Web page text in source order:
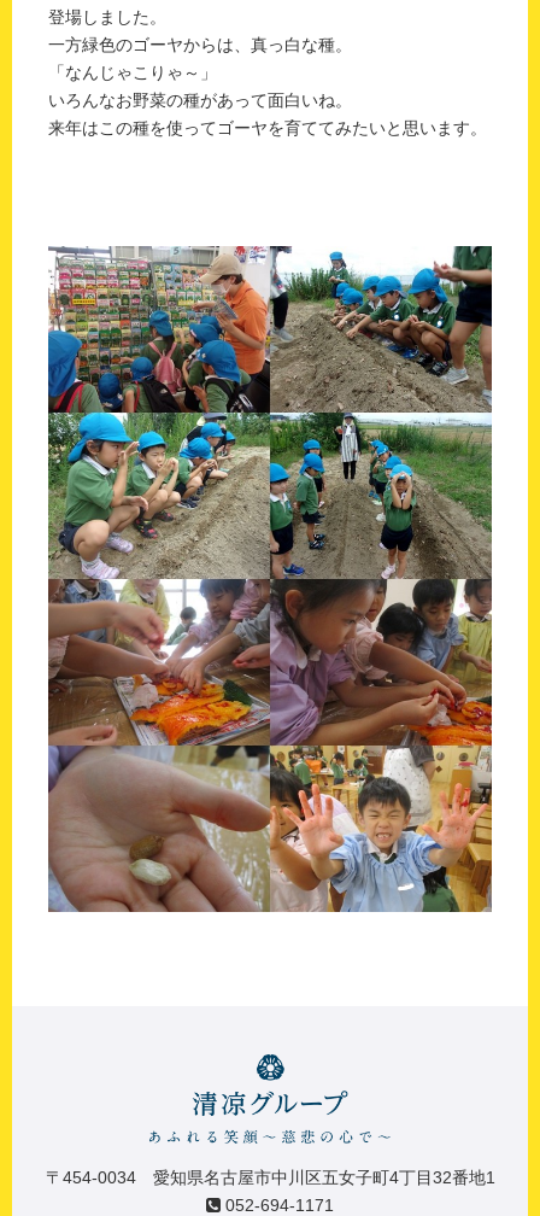
登場しました。
一方緑色のゴーヤからは、真っ白な種。
「なんじゃこりゃ～」
いろんなお野菜の種があって面白いね。
来年はこの種を使ってゴーヤを育ててみたいと思います。
〒454-0034 愛知県名古屋市中川区五女子町4丁目32番地1
052-694-1171